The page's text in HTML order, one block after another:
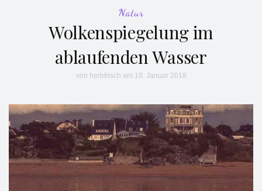
Natur
Wolkenspiegelung im
ablaufenden Wasser
von herbfrisch am 18. Januar 2018